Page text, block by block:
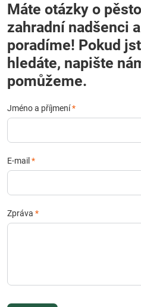
Máte otázky o
zahradní nadšenci
poradíme! Pokud
hledáte, napište
pomůžeme.
Jméno a příjmení*
E-mail *
Zpráva *